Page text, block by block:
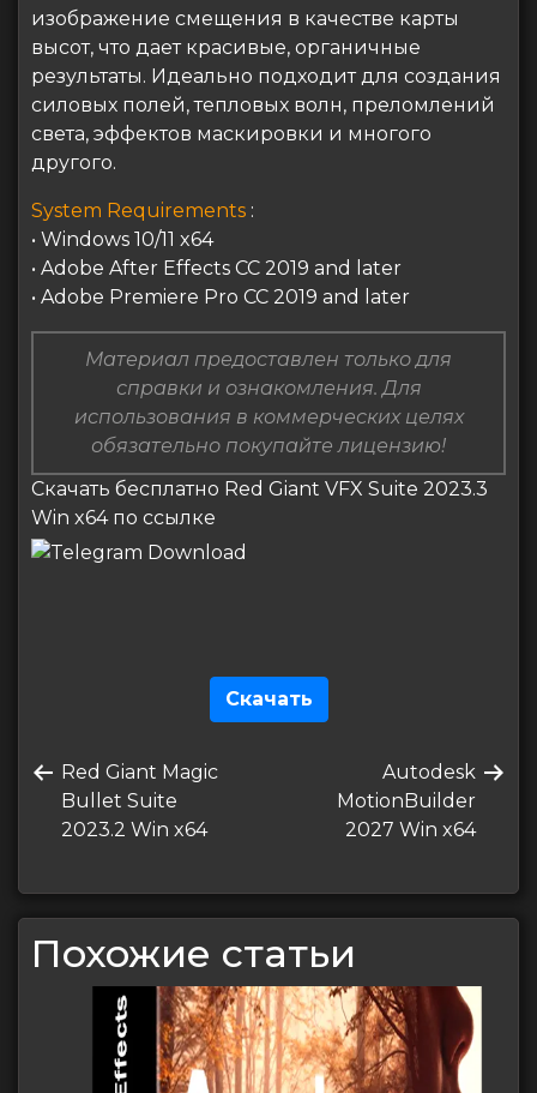
изображение смещения в качестве карты
высот, что дает красивые, органичные
результаты. Идеально подходит для создания
силовых полей, тепловых волн, преломлений
света, эффектов маскировки и многого
другого.
System Requirements :
• Windows 10/11 x64
• Adobe After Effects CC 2019 and later
• Adobe Premiere Pro CC 2019 and later
Материал предоставлен только для
справки и ознакомления. Для
использования в коммерческих целях
обязательно покупайте лицензию!
Скачать бесплатно Red Giant VFX Suite 2023.3
Win x64 по ссылке
Скачать
по
записям
Предыдущая
запись
Red Giant Magic
Bullet Suite
2023.2 Win x64
Следующая
запись
Autodesk
MotionBuilder
2027 Win x64
Похожие статьи